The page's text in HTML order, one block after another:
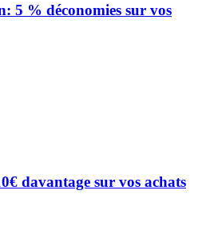
5 % déconomies sur vos
davantage sur vos achats